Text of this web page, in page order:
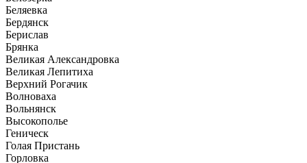
Беляевка
Бердянск
Берислав
Брянка
Великая Александровка
Великая Лепитиха
Верхний Рогачик
Волноваха
Вольнянск
Высокополье
Геническ
Голая Пристань
Горловка